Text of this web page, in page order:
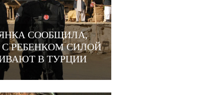
СООБЩИЛА,
С РЕБЕНКОМ СИЛОЙ
В ТУРЦИИ